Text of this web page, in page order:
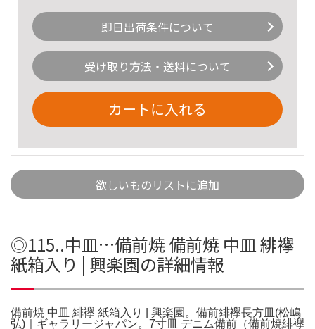
即日出荷条件について
受け取り方法・送料について
カートに入れる
欲しいものリストに追加
◎115..中皿…備前焼 備前焼 中皿 緋襷
紙箱入り | 興楽園の詳細情報
備前焼 中皿 緋襷 紙箱入り | 興楽園。備前緋襷長方皿(松嶋
弘)｜ギャラリージャパン。7寸皿 デニム備前（備前焼緋襷